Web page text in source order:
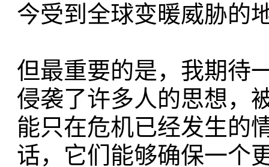
今受到全球变暖威胁的
但最重要的是，我期待
侵袭了许多人的思想，
能只在危机已经发生的
话，它们能够确保一个